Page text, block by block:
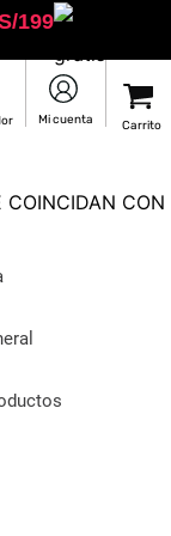
199
COINCIDAN CON